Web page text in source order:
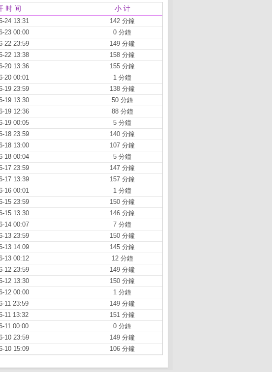
时 间 小 计
24 13:31
142 分鐘
23 00:00
0 分鐘
22 23:59
149 分鐘
22 13:38
158 分鐘
20 13:36
155 分鐘
20 00:01
1 分鐘
19 23:59
138 分鐘
19 13:30
50 分鐘
19 12:36
88 分鐘
19 00:05
5 分鐘
18 23:59
140 分鐘
18 13:00
107 分鐘
18 00:04
5 分鐘
17 23:59
147 分鐘
17 13:39
157 分鐘
16 00:01
1 分鐘
15 23:59
150 分鐘
15 13:30
146 分鐘
14 00:07
7 分鐘
13 23:59
150 分鐘
13 14:09
145 分鐘
13 00:12
12 分鐘
12 23:59
149 分鐘
12 13:30
150 分鐘
12 00:00
1 分鐘
11 23:59
149 分鐘
11 13:32
151 分鐘
11 00:00
0 分鐘
10 23:59
149 分鐘
10 15:09 106 分鐘